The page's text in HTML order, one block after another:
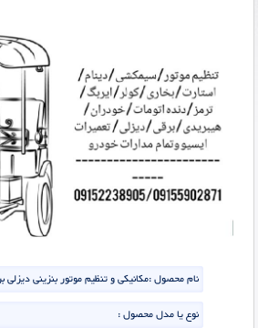
نام محصول :مکانیکی و تنظیم موتور بنزینی
نوع یا مدل محصول :